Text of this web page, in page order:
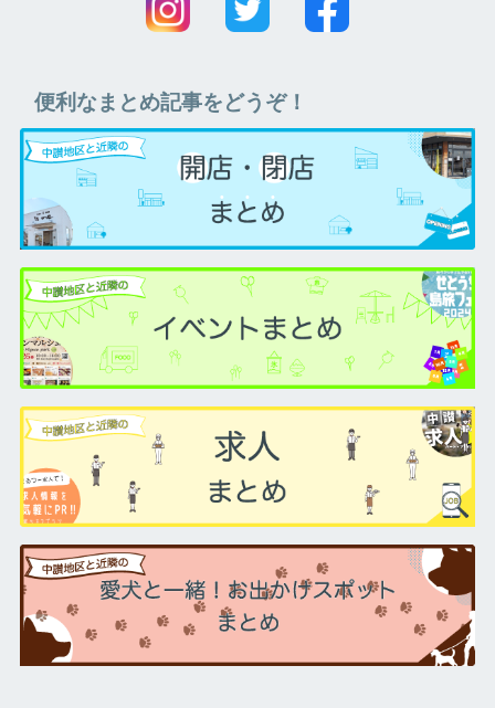
便利なまとめ記事をどうぞ！